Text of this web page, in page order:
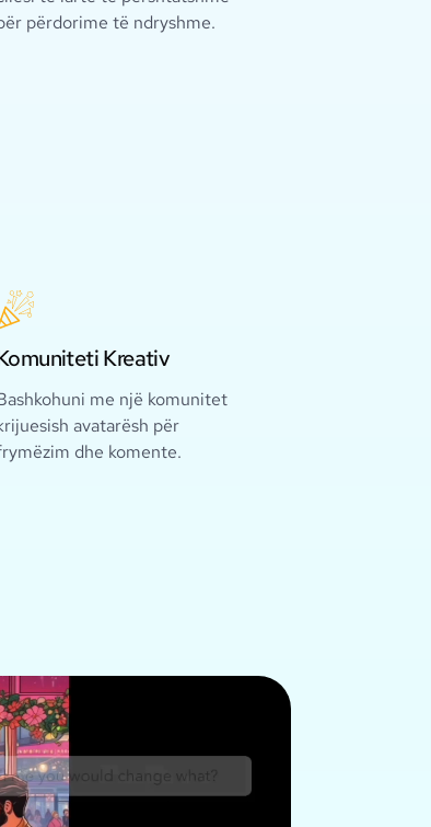
përdorime të ndryshme.
Kreativ
me një komunitet
avatarësh për
dhe komente.